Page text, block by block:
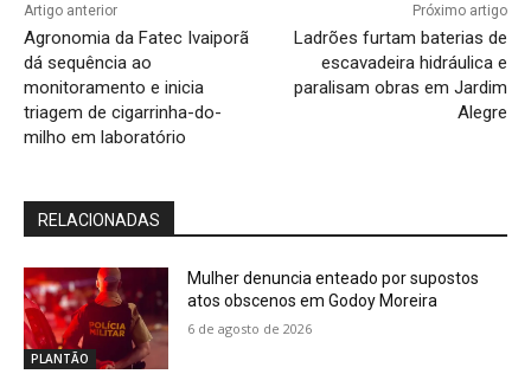
Artigo anterior
Agronomia da Fatec Ivaiporã
dá sequência ao
monitoramento e inicia
triagem de cigarrinha-do-
milho em laboratório
Próximo artigo
Ladrões furtam baterias de
escavadeira hidráulica e
paralisam obras em Jardim
Alegre
RELACIONADAS
PLANTÃO
Mulher denuncia enteado por supostos
atos obscenos em Godoy Moreira
6 de agosto de 2026